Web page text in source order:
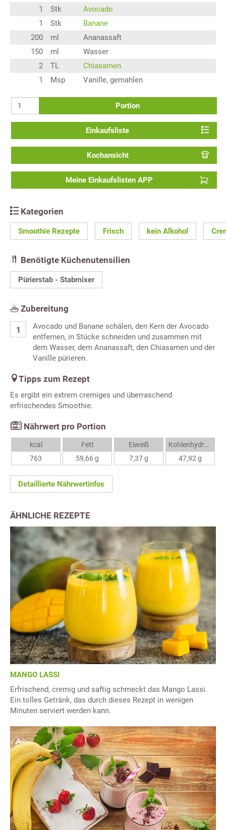
1 Stk
Avocado
1
Stk
Banane
200
ml
Ananassaft
150
ml
Wasser
2
TL
Chiasamen
1
Msp Vanille, gemahlen
Portion
Einkaufsliste
Kochansicht
Meine Einkaufslisten APP
Kategorien
Smoothie Rezepte Frisch kein Alkohol
Benötigte Küchenutensilien
Pürierstab - Stabmixer
Zubereitung
Avocado und Banane schälen, den Kern der Avocado
entfernen, in Stücke schneiden und zusammen mit
dem Wasser, dem Ananassaft, den Chiasamen und der
Vanille pürieren.
Tipps zum Rezept
Es ergibt ein extrem cremiges und überraschend
erfrischendes Smoothie.
Nährwert pro Portion
kcal
763
Fett
59,66 g
Eiweiß
7,37 g
Kohlenhydrate
47,92 g
Detaillierte Nährwertinfos
ÄHNLICHE REZEPTE
MANGO LASSI
Erfrischend, cremig und saftig schmeckt das Mango Lassi.
Ein tolles Getränk, das durch dieses Rezept in wenigen
Minuten serviert werden kann.